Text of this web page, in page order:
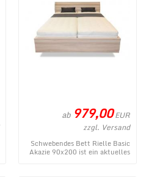
ab 979,00EUR
zzgl. Versand
Schwebendes Bett Rielle Basic
Akazie 90x200 ist ein aktuelles